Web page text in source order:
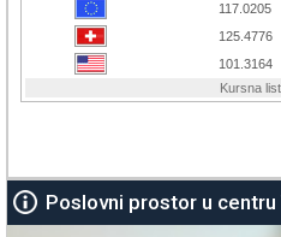
Poslovni prostor u